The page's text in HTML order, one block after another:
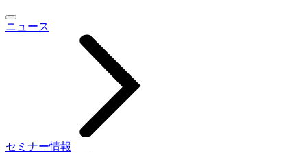
ニュース
セミナー情報